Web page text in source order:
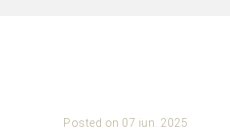
Posted on 07 iun. 2025